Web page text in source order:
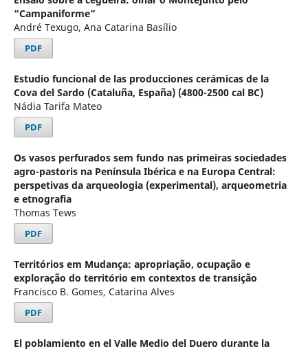
“Campaniforme”
André Texugo, Ana Catarina Basílio
PDF
Estudio funcional de las producciones cerámicas de la
Cova del Sardo (Cataluña, España) (4800-2500 cal BC)
Nádia Tarifa Mateo
PDF
Os vasos perfurados sem fundo nas primeiras sociedades
agro-pastoris na Península Ibérica e na Europa Central:
perspetivas da arqueologia (experimental), arqueometria
e etnografia
Thomas Tews
PDF
Territórios em Mudança: apropriação, ocupação e
exploração do território em contextos de transição
Francisco B. Gomes, Catarina Alves
PDF
El poblamiento en el Valle Medio del Duero durante la